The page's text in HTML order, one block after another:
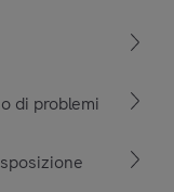
di problemi